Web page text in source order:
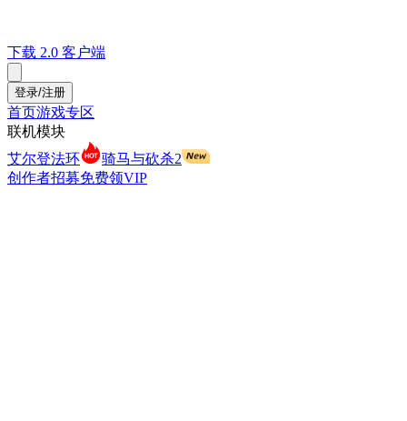
下载 2.0 客户端
登录/注册
首页游戏专区
联机模块
艾尔登法环
骑马与砍杀2
创作者招募免费领VIP